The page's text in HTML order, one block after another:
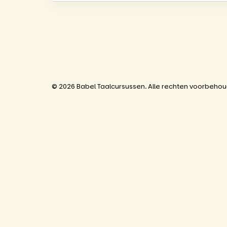
© 2026 Babel Taalcursussen. Alle rechten